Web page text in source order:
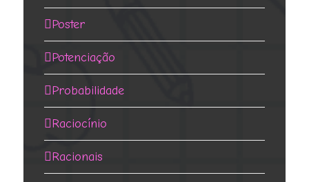
Poster
Potenciação
Probabilidade
Raciocínio
Racionais